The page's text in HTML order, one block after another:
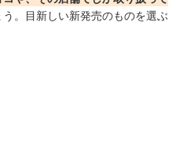
。目新しい新発売のものを選ぶ